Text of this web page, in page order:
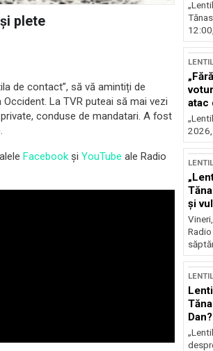
plete
de contact”, să vă amintiți de
La TVR puteai să mai vezi
conduse de mandatari. A fost
Facebook și YouTube ale Radio
atac
2026,
și
fața